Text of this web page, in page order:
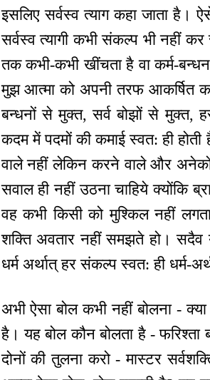
इसलिए सर्वस्व त्याग कहा जाता है।
सर्वस्व त्यागी कभी संकल्प भी नहीं
तक कभी-कभी खींचता है वा कर्म-
मुझ आत्मा को अपनी तरफ आकर्षित
बन्धनों से मुक्त, सर्व बोझों से मुक्त,
कदम में पदमों की कमाई स्वत: ही
वाले नहीं लेकिन करने वाले और अनेकों
सवाल ही नहीं उठना चाहिये क्योंकि
वह कभी किसी को मुश्किल नहीं
शक्ति अवतार नहीं समझते हो। सदैव
धर्म अर्थात् हर संकल्प स्वत: ही धर्म-
अभी ऐसा बोल कभी नहीं बोलना -
है। यह बोल कौन बोलता है - फरिश्ता
दोनों की तुलना करो - मास्टर